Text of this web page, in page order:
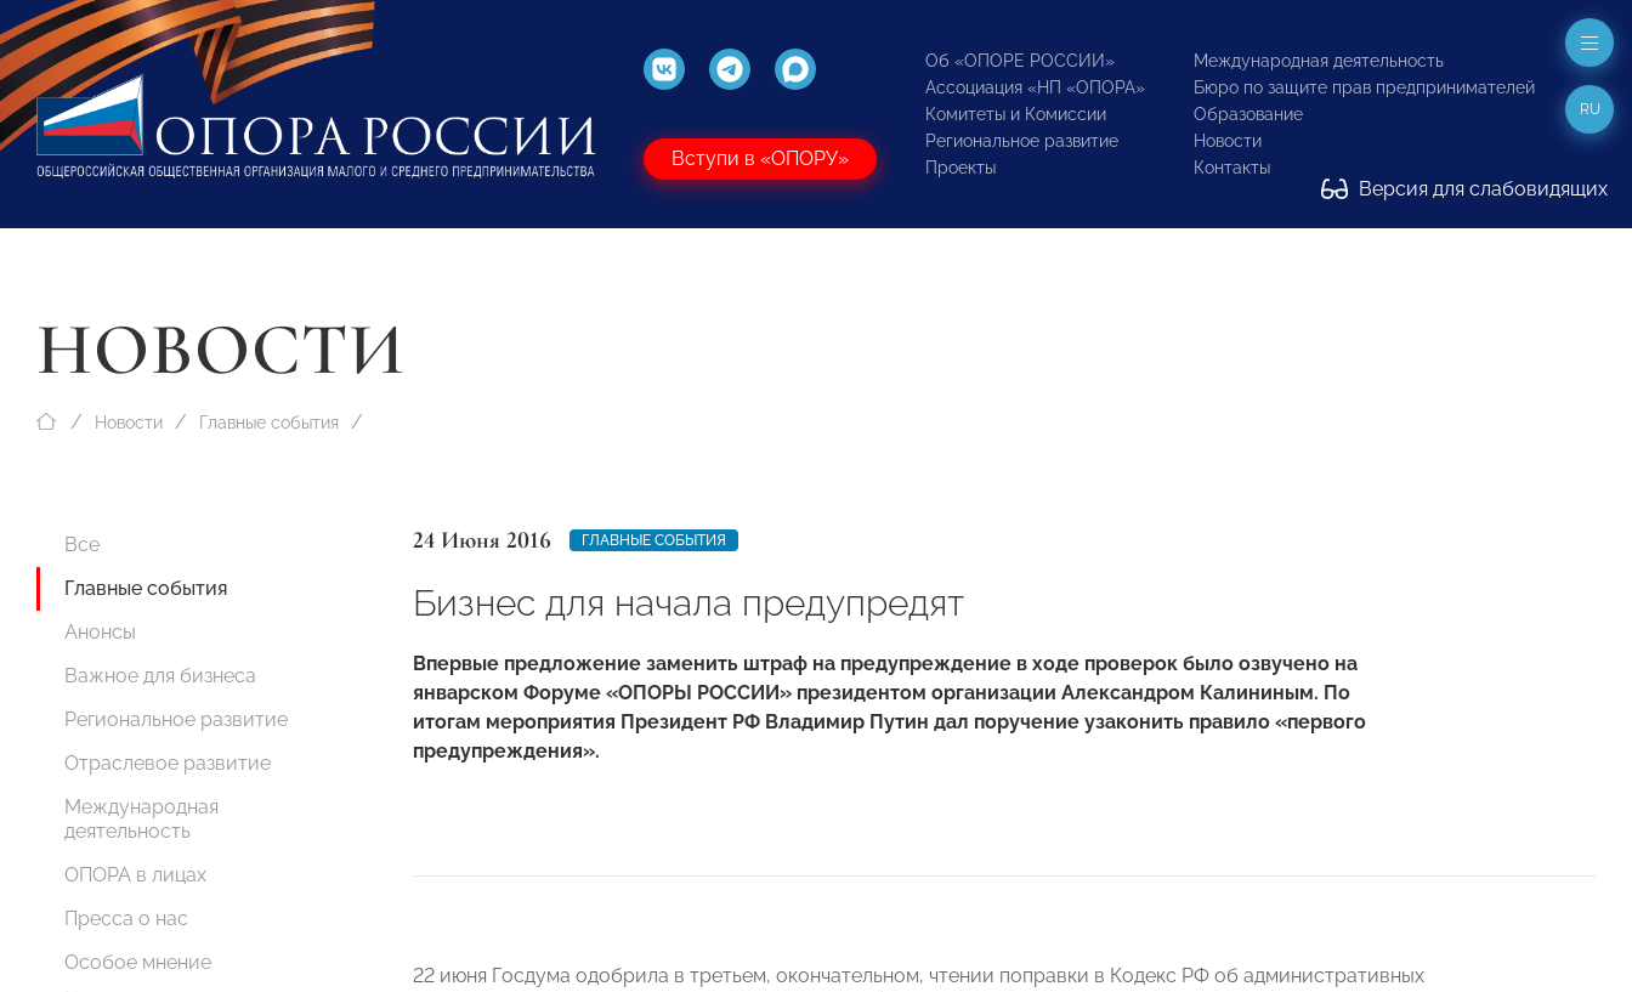
Вступи в «ОПОРУ»
Об «ОПОРЕ РОССИИ»
Ассоциация «НП «ОПОРА»
Комитеты и Комиссии
Региональное развитие
Проекты
Международная деятельность
Бюро по защите прав предпринимателей
Образование
Новости
Контакты
Версия для слабовидящих
RU
НОВОСТИ
Новости Главные события
Все
Главные события
Анонсы
Важное для бизнеса
Региональное развитие
Отраслевое развитие
Международная
деятельность
ОПОРА в лицах
Пресса о нас
Особое мнение
24 Июня 2016 ГЛАВНЫЕ СОБЫТИЯ
Бизнес для начала предупредят
Впервые предложение заменить штраф на предупреждение в ходе проверок было озвучено на
январском Форуме «ОПОРЫ РОССИИ» президентом организации Александром Калининым. По
итогам мероприятия Президент РФ Владимир Путин дал поручение узаконить правило «первого
предупреждения».
22 июня Госдума одобрила в третьем, окончательном, чтении поправки в Кодекс РФ об административных